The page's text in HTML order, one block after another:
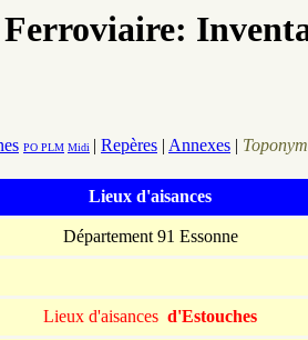
PO PLM Midi | Repères | Annexes |
Lieux d'aisances
Département 91 Essonne
Lieux d'aisances d'Estouches